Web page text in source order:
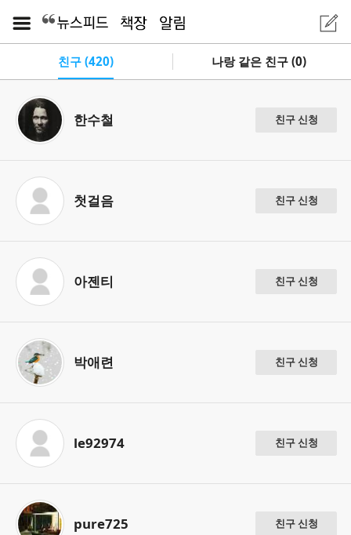
친구 (420) 나랑 같은 친구 (0)
한수철 친구 신청
첫걸음 친구 신청
아젠티 친구 신청
박애련 친구 신청
le92974 친구 신청
pure725 친구 신청